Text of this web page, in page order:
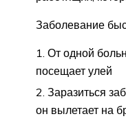
Заболевание
От одной
посещает улей
Заразиться
он вылетает на